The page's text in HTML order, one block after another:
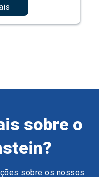
sobre o
sobre os nossos